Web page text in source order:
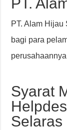
PT. Alam
bagi para
Syarat
Selaras